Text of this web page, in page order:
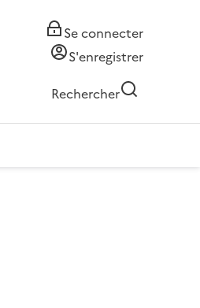
Se connecter
S'enregistrer
Rechercher